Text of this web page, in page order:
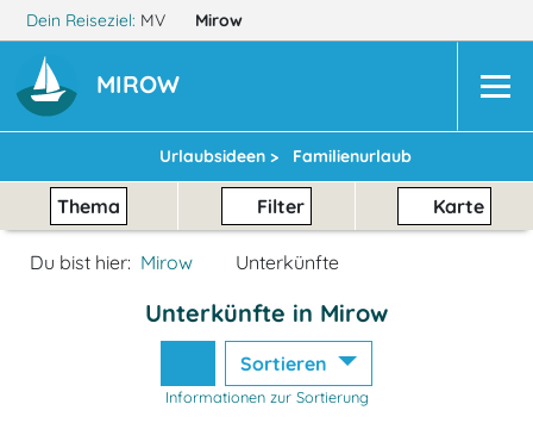
Dein Reiseziel: MV Mirow
MIROW
Urlaubsideen > Familienurlaub
Thema Filter Karte
Du bist hier: Mirow Unterkünfte
Unterkünfte in Mirow
Sortieren
Informationen zur Sortierung